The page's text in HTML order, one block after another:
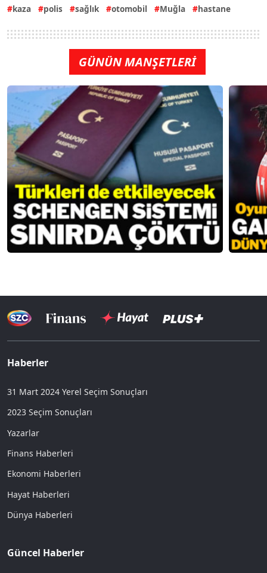
kaza polis sağlık otomobil Muğla hastane
GÜNÜN MANŞETLERİ
Haberler
31 Mart 2024 Yerel Seçim Sonuçları
2023 Seçim Sonuçları
Yazarlar
Finans Haberleri
Ekonomi Haberleri
Hayat Haberleri
Dünya Haberleri
Güncel Haberler